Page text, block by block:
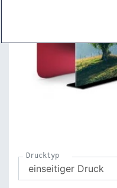
Drucktyp